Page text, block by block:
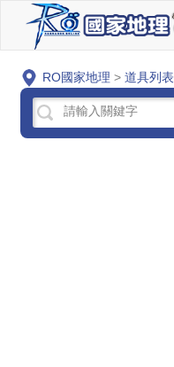
RO國家地理 > 道具列表